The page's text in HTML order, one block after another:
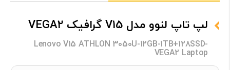
لپ تاپ لنوو مدل V15 گرافیک VEGA2
Lenovo V15 ATHLON 3050U-12GB-1TB+128SSD-
VEGA2 Laptop